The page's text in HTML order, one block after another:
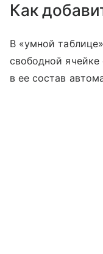
Как
В «умной
свободной
в ее состав